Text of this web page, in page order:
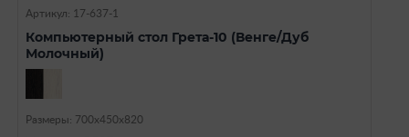
Артикул: 17-637-1
Компьютерный стол Грета-10 (Венге/Дуб
Молочный)
Размеры: 700х450х820